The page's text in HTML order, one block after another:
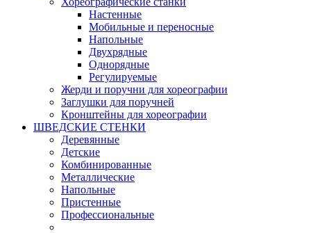
Настенные
Мобильные и переносные
Напольные
Двухрядные
Однорядные
Регулируемые
Жерди и поручни для хореографии
Заглушки для поручней
Кронштейны для хореографии
ШВЕДСКИЕ СТЕНКИ
Деревянные
Детские
Комбинированные
Металлические
Напольные
Пристенные
Профессиональные